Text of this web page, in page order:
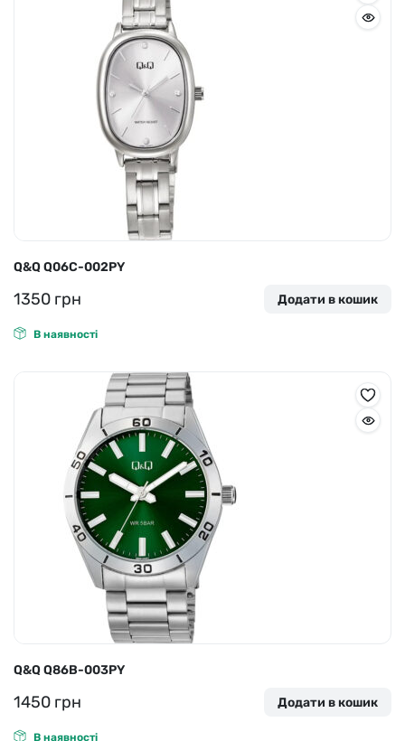
Q&Q Q06C-002PY
1350 грн Додати в кошик
В наявності
Q&Q Q86B-003PY
1450 грн Додати в кошик
В наявності